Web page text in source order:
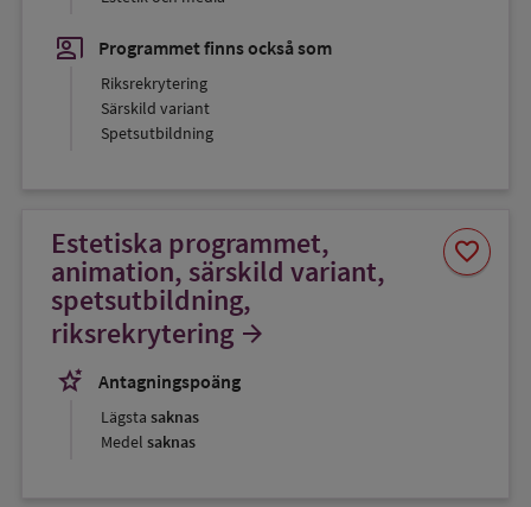
co_present Programmet finns också som
Riksrekrytering
Särskild variant
Spetsutbildning
Estetiska programmet,
animation, särskild variant,
spetsutbildning,
riksrekrytering arrow_forward
stars_2
Antagningspoäng
Lägsta saknas
Medel saknas
favorite
Spara
som